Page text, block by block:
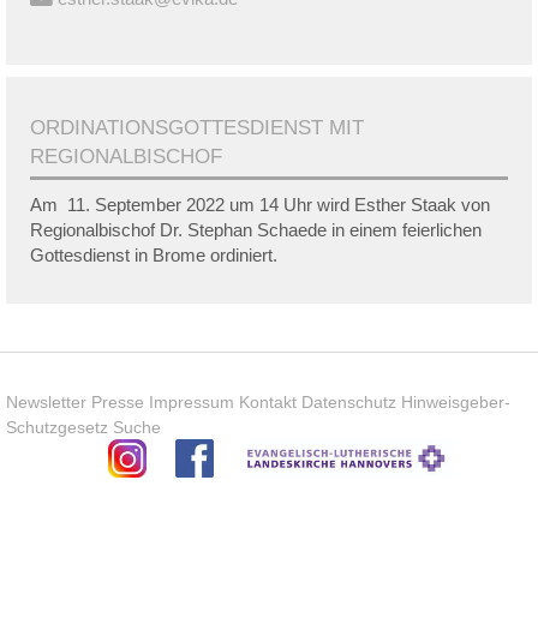
ORDINATIONSGOTTESDIENST MIT
REGIONALBISCHOF
Am 11. September 2022 um 14 Uhr wird Esther Staak von
Regionalbischof Dr. Stephan Schaede in einem feierlichen
Gottesdienst in Brome ordiniert.
Newsletter Presse Impressum Kontakt Datenschutz Hinweisgeber-
Schutzgesetz Suche